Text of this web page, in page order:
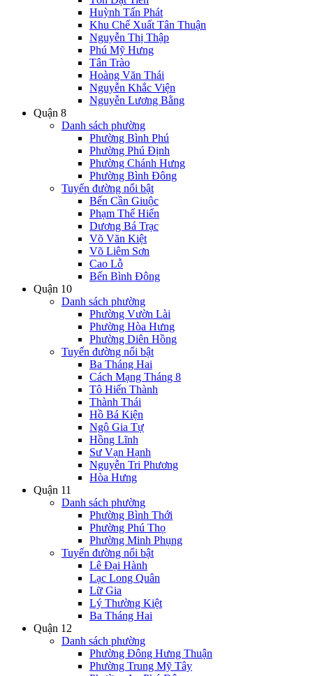
Huỳnh Tấn Phát
Khu Chế Xuất Tân Thuận
Nguyễn Thị Thập
Phú Mỹ Hưng
Tân Trào
Hoàng Văn Thái
Nguyễn Khắc Viện
Nguyễn Lương Bằng
Quận 8
Danh sách phường
Phường Bình Phú
Phường Phú Định
Phường Chánh Hưng
Phường Bình Đông
Tuyến đường nổi bật
Bến Cần Giuộc
Phạm Thế Hiển
Dương Bá Trạc
Võ Văn Kiệt
Võ Liêm Sơn
Cao Lỗ
Bến Bình Đông
Quận 10
Danh sách phường
Phường Vườn Lài
Phường Hòa Hưng
Phường Diên Hồng
Tuyến đường nổi bật
Ba Tháng Hai
Cách Mạng Tháng 8
Tô Hiến Thành
Thành Thái
Hồ Bá Kiện
Ngô Gia Tự
Hồng Lĩnh
Sư Vạn Hạnh
Nguyễn Tri Phương
Hòa Hưng
Quận 11
Danh sách phường
Phường Bình Thới
Phường Phú Thọ
Phường Minh Phụng
Tuyến đường nổi bật
Lê Đại Hành
Lạc Long Quân
Lữ Gia
Lý Thường Kiệt
Ba Tháng Hai
Quận 12
Danh sách phường
Phường Đông Hưng Thuận
Phường Trung Mỹ Tây